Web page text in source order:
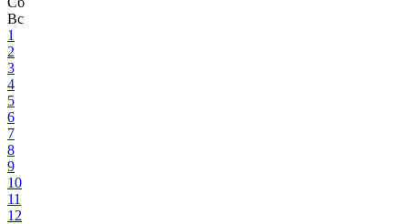
Вс
1
2
3
4
5
6
7
8
9
10
11
12